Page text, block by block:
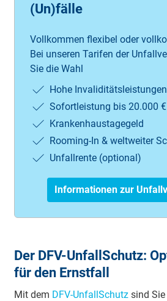
(Un)fälle
Vollkommen flexibel oder
Bei unseren Tarifen der
Sie die Wahl
Hohe Invaliditätsleistungen
Sofortleistung bis 20.000 €
Krankenhaustagegeld
Rooming-In & weltweiter
Unfallrente (optional)
Informationen zur
Der DFV-UnfallSchutz:
für den Ernstfall
Mit dem DFV-UnfallSchutzsind Sie